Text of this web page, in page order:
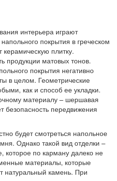
интерьера играют
покрытия в греческом
керамическую плитку.
продукции матовых тонов.
покрытия негативно
в целом. Геометрические
как и способ ее укладки.
материалу – шершавая
безопасность передвижения
будет смотреться напольное
Однако такой вид отделки –
которое по карману далеко не
материалы, которые
натуральный камень. При